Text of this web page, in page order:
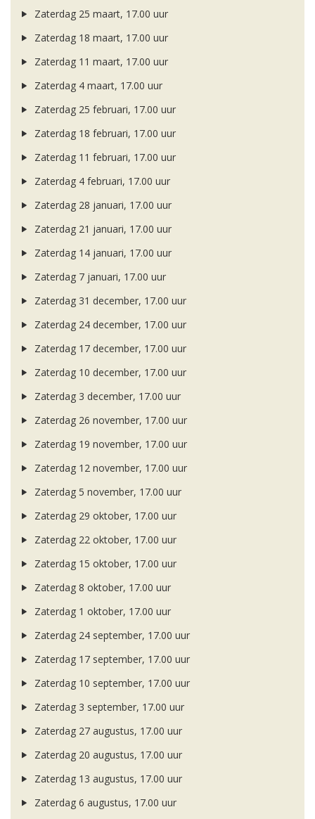
Zaterdag 25 maart, 17.00 uur
Zaterdag 18 maart, 17.00 uur
Zaterdag 11 maart, 17.00 uur
Zaterdag 4 maart, 17.00 uur
Zaterdag 25 februari, 17.00 uur
Zaterdag 18 februari, 17.00 uur
Zaterdag 11 februari, 17.00 uur
Zaterdag 4 februari, 17.00 uur
Zaterdag 28 januari, 17.00 uur
Zaterdag 21 januari, 17.00 uur
Zaterdag 14 januari, 17.00 uur
Zaterdag 7 januari, 17.00 uur
Zaterdag 31 december, 17.00 uur
Zaterdag 24 december, 17.00 uur
Zaterdag 17 december, 17.00 uur
Zaterdag 10 december, 17.00 uur
Zaterdag 3 december, 17.00 uur
Zaterdag 26 november, 17.00 uur
Zaterdag 19 november, 17.00 uur
Zaterdag 12 november, 17.00 uur
Zaterdag 5 november, 17.00 uur
Zaterdag 29 oktober, 17.00 uur
Zaterdag 22 oktober, 17.00 uur
Zaterdag 15 oktober, 17.00 uur
Zaterdag 8 oktober, 17.00 uur
Zaterdag 1 oktober, 17.00 uur
Zaterdag 24 september, 17.00 uur
Zaterdag 17 september, 17.00 uur
Zaterdag 10 september, 17.00 uur
Zaterdag 3 september, 17.00 uur
Zaterdag 27 augustus, 17.00 uur
Zaterdag 20 augustus, 17.00 uur
Zaterdag 13 augustus, 17.00 uur
Zaterdag 6 augustus, 17.00 uur